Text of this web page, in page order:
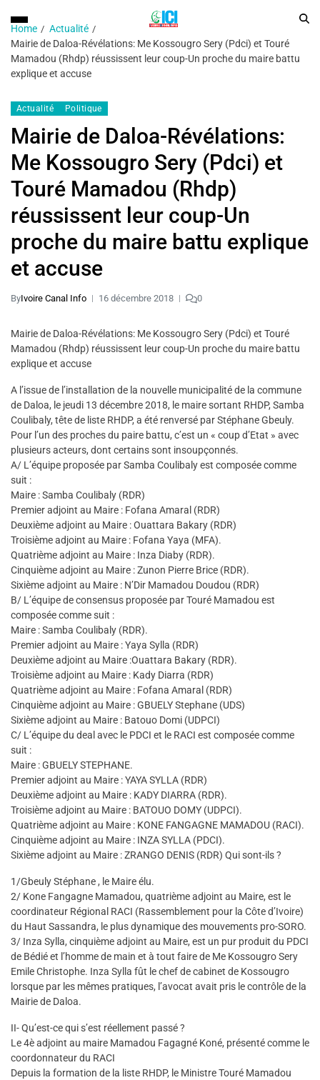
Home
Actualité
Mairie de Daloa-Révélations: Me Kossougro Sery (Pdci) et Touré
Mamadou (Rhdp) réussissent leur coup-Un proche du maire battu
explique et accuse
Actualité Politique
Mairie de Daloa-Révélations:
Me Kossougro Sery (Pdci) et
Touré Mamadou (Rhdp)
réussissent leur coup-Un
proche du maire battu explique
et accuse
ByIvoire Canal Info 16 décembre 2018 0
Mairie de Daloa-Révélations: Me Kossougro Sery (Pdci) et Touré
Mamadou (Rhdp) réussissent leur coup-Un proche du maire battu
explique et accuse
A l’issue de l’installation de la nouvelle municipalité de la commune
de Daloa, le jeudi 13 décembre 2018, le maire sortant RHDP, Samba
Coulibaly, tête de liste RHDP, a été renversé par Stéphane Gbeuly.
Pour l’un des proches du paire battu, c’est un « coup d’Etat » avec
plusieurs acteurs, dont certains sont insoupçonnés.
A/ L’équipe proposée par Samba Coulibaly est composée comme
suit :
Maire : Samba Coulibaly (RDR)
Premier adjoint au Maire : Fofana Amaral (RDR)
Deuxième adjoint au Maire : Ouattara Bakary (RDR)
Troisième adjoint au Maire : Fofana Yaya (MFA).
Quatrième adjoint au Maire : Inza Diaby (RDR).
Cinquième adjoint au Maire : Zunon Pierre Brice (RDR).
Sixième adjoint au Maire : N’Dir Mamadou Doudou (RDR)
B/ L’équipe de consensus proposée par Touré Mamadou est
composée comme suit :
Maire : Samba Coulibaly (RDR).
Premier adjoint au Maire : Yaya Sylla (RDR)
Deuxième adjoint au Maire :Ouattara Bakary (RDR).
Troisième adjoint au Maire : Kady Diarra (RDR)
Quatrième adjoint au Maire : Fofana Amaral (RDR)
Cinquième adjoint au Maire : GBUELY Stephane (UDS)
Sixième adjoint au Maire : Batouo Domi (UDPCI)
C/ L’équipe du deal avec le PDCI et le RACI est composée comme
suit :
Maire : GBUELY STEPHANE.
Premier adjoint au Maire : YAYA SYLLA (RDR)
Deuxième adjoint au Maire : KADY DIARRA (RDR).
Troisième adjoint au Maire : BATOUO DOMY (UDPCI).
Quatrième adjoint au Maire : KONE FANGAGNE MAMADOU (RACI).
Cinquième adjoint au Maire : INZA SYLLA (PDCI).
Sixième adjoint au Maire : ZRANGO DENIS (RDR) Qui sont-ils ?
1/Gbeuly Stéphane , le Maire élu.
2/ Kone Fangagne Mamadou, quatrième adjoint au Maire, est le
coordinateur Régional RACI (Rassemblement pour la Côte d’Ivoire)
du Haut Sassandra, le plus dynamique des mouvements pro-SORO.
3/ Inza Sylla, cinquième adjoint au Maire, est un pur produit du PDCI
de Bédié et l’homme de main et à tout faire de Me Kossougro Sery
Emile Christophe. Inza Sylla fût le chef de cabinet de Kossougro
lorsque par les mêmes pratiques, l’avocat avait pris le contrôle de la
Mairie de Daloa.
II- Qu’est-ce qui s’est réellement passé ?
Le 4è adjoint au maire Mamadou Fagagné Koné, présenté comme le
coordonnateur du RACI
Depuis la formation de la liste RHDP, le Ministre Touré Mamadou